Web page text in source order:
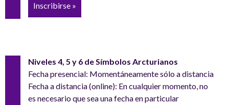
Inscribirse »
Niveles 4, 5 y 6 de Símbolos Arcturianos
Fecha presencial: Momentáneamente sólo a distancia
Fecha a distancia (online): En cualquier momento, no
es necesario que sea una fecha en particular